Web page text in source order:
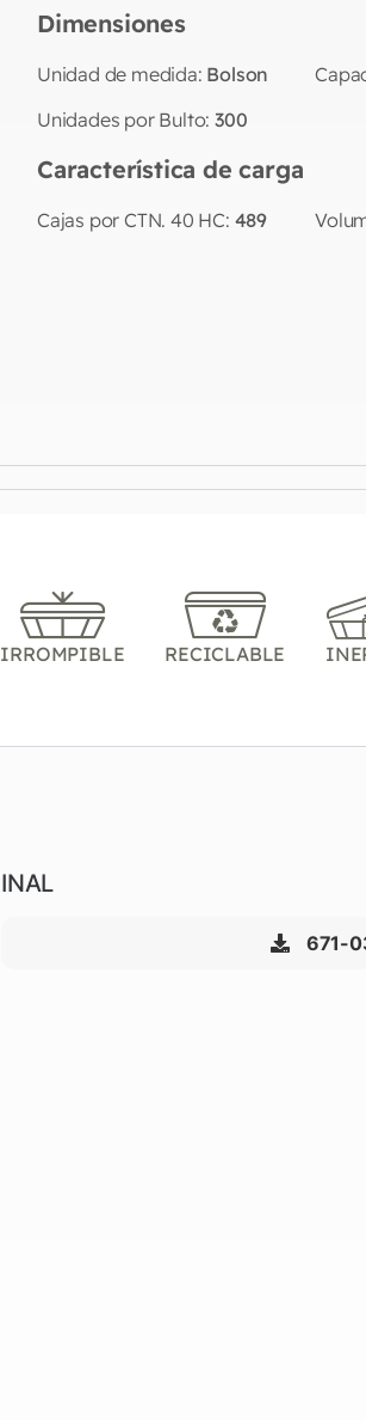
Dimensiones
Unidad de medida: Bolson
Unidades por Bulto: 300
Característica de carga
Cajas por CTN. 40 HC: 489
IRROMPIBLE RECICLABLE
INAL
671-